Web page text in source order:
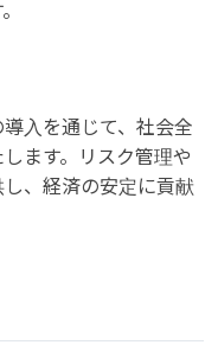
入を通じて、社会全
ます。リスク管理や
、経済の安定に貢献